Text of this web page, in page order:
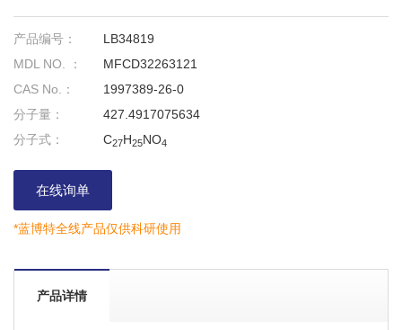
产品编号：
LB34819
MDL NO. ：
MFCD32263121
CAS No.：
1997389-26-0
分子量：
427.4917075634
分子式：
C27H25NO4
在线询单
*蓝博特全线产品仅供科研使用
产品详情